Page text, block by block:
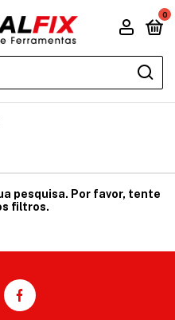
0
pesquisa. Por favor, tente
filtros.